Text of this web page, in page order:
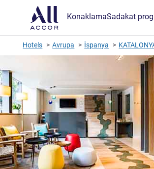
KonaklamaSadakat
Hotels Avrupa İspanya